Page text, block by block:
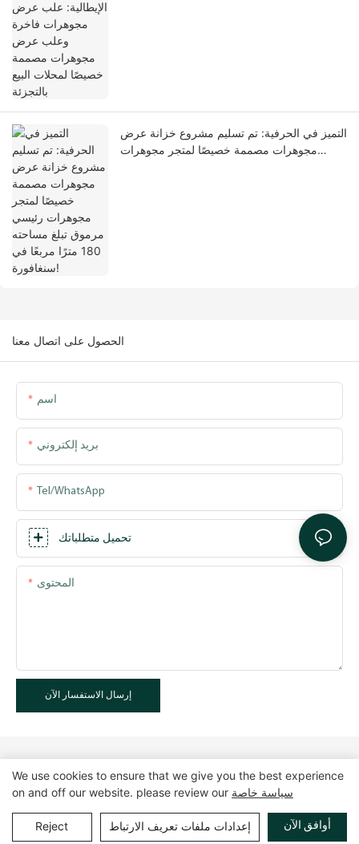
التميز في الحرفية: تم تسليم مشروع خزانة عرض
مجوهرات مصممة خصيصًا لمتجر مجوهرات
الحصول على اتصال معنا
اسم
بريد إلكتروني
Tel/WhatsApp
تحميل متطلباتك
المحتوى
إرسال الاستفسار الآن
حقوق الطبع والنشر © 2025 GuangZhou LUXE Showcases
www.luxeshowcases.com |
خريطة الموقع | سياسة الخصوصية
We use cookies to ensure that we give you the best experience
on and off our website. please review our سياسة خاصة
Reject إعدادات ملفات تعريف الارتباط أوافق الآن